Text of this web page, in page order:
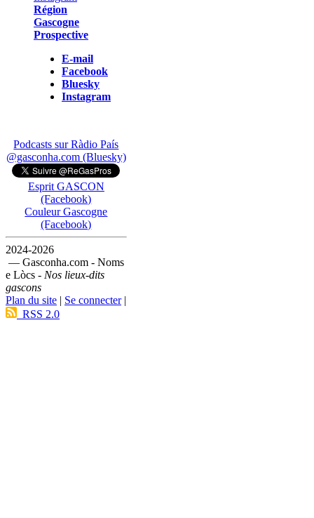
Région
Gascogne
Prospective
E-mail
Facebook
Bluesky
Instagram
Podcasts sur Ràdio País
@gasconha.com (Bluesky)
Esprit GASCON
(Facebook)
Couleur Gascogne
(Facebook)
2024-2026
— Gasconha.com - Noms
e Lòcs - Nos lieux-dits
gascons
Plan du site | Se connecter|
RSS 2.0